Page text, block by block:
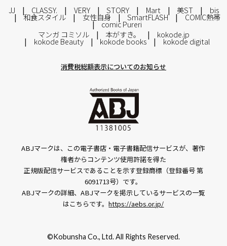
JJ CLASSY. VERY STORY Mart 美ST bis
和食スタイル 女性自身 SmartFLASH COMIC熱帯
comic Pureri
マンガ コミソル
本がすき。 kokode.jp
kokode Beauty kokode books kokode digital
消費税総額表示についてのお知らせ
ABJマークは、この電子書店・電子書籍配信サービスが、著作
権者からコンテンツ使用許諾を得た
正規版配信サービスであることを示す登録商標（登録番号 第
6091713号）です。
ABJマークの詳細、ABJマークを掲示しているサービスの一覧
はこちらです。https://aebs.or.jp/
©Kobunsha Co., Ltd. All Rights Reserved.